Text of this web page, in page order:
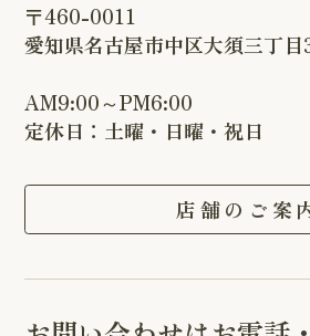
〒460-0011
愛知県名古屋市中区大須三丁
AM9:00～PM6:00
定休日：土曜・日曜・祝日
店舗のご案